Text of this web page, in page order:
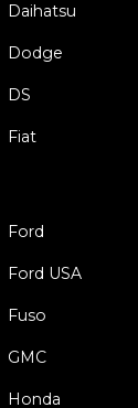
Daihatsu
Dodge
DS
Fiat
Ford
Ford USA
Fuso
GMC
Honda